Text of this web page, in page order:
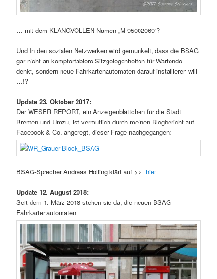
… mit dem KLANGVOLLEN Namen „M 95002069“?
Und In den sozialen Netzwerken wird gemunkelt, dass die BSAG
gar nicht an kompfortablere Sitzgelegenheiten für Wartende
denkt, sondern neue Fahrkartenautomaten darauf installieren will
…!?
Update 23. Oktober 2017:
Der WESER REPORT, ein Anzeigenblättchen für die Stadt
Bremen und Umzu, ist vermutlich durch meinen Blogbericht auf
Facebook & Co. angeregt, dieser Frage nachgegangen:
BSAG-Sprecher Andreas Holling klärt auf >> hier
Update 12. August 2018:
Seit dem 1. März 2018 stehen sie da, die neuen BSAG-
Fahrkartenautomaten!